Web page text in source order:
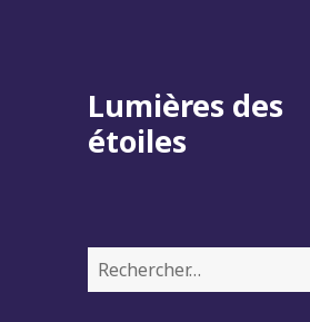
Lumières des
étoiles
Rechercher :